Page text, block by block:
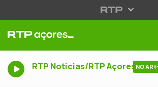
RTP Noticias/RTP Açores NO AR